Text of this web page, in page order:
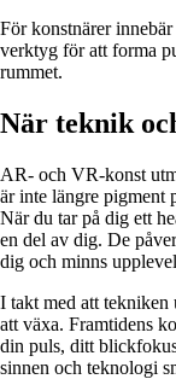
För konstnärer
verktyg för att forma
rummet.
När teknik
AR- och VR-konst
är inte längre pigment
När du tar på dig ett
en del av dig. De
dig och minns
I takt med att
att växa. Framtidens
din puls, ditt
sinnen och teknologi